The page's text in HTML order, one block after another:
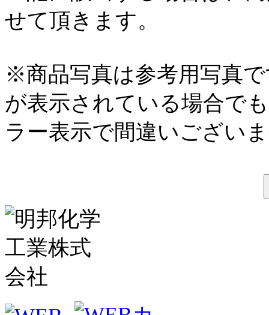
せて頂きます。
※商品写真は参考用写真
が表示されている場合で
ラー表示で間違いござい